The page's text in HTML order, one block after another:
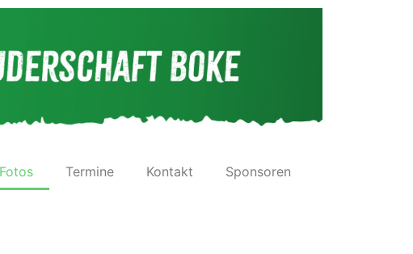
Fotos Termine Kontakt Sponsoren